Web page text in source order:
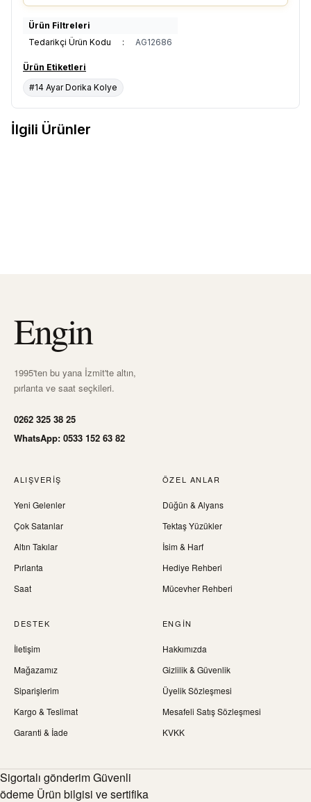
Ürün Filtreleri
Tedarikçi Ürün Kodu
: AG12686
Ürün Etiketleri
#14 Ayar Dorika Kolye
İlgili Ürünler
Engin
1995'ten bu yana İzmit'te altın,
pırlanta ve saat seçkileri.
0262 325 38 25
WhatsApp: 0533 152 63 82
ALIŞVERIŞ
Yeni Gelenler
Çok Satanlar
Altın Takılar
Pırlanta
Saat
ÖZEL ANLAR
Düğün & Alyans
Tektaş Yüzükler
İsim & Harf
Hediye Rehberi
Mücevher Rehberi
DESTEK
İletişim
Mağazamız
Siparişlerim
Kargo & Teslimat
Garanti & İade
ENGIN
Hakkımızda
Gizlilik & Güvenlik
Üyelik Sözleşmesi
Mesafeli Satış Sözleşmesi
KVKK
Sigortalı gönderim Güvenli
ödeme Ürün bilgisi ve sertifika